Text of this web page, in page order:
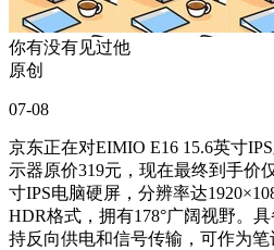
你有没有见过他
原创
07-08
京东正在对EIMIO E16 15.6英寸
示器原价319元，现在最终到手价
寸IPS电脑硬屏，分辨率达
HDR格式，拥有178°广阔视野。
持反向供电和信号传输，可作为